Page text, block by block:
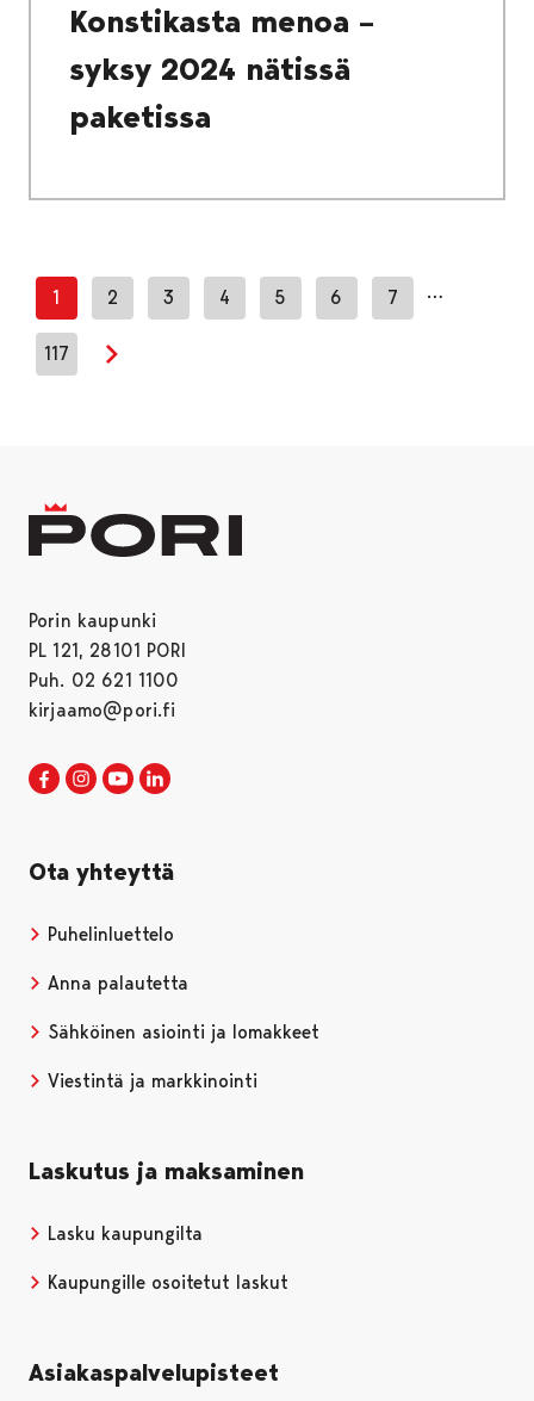
Konstikasta menoa –
syksy 2024 nätissä
paketissa
1 2 3 4 5 6 7 …
117
Porin kaupunki
PL 121, 28101 PORI
Puh. 02 621 1100
kirjaamo@pori.fi
Porin kaupunki Facebookissa
Avautuu uudessa välilehdessä
Porin kaupunki Instagramissa
Avautuu uudessa välilehdessä
Porin kaupunki Youtubessa
Avautuu uudessa välilehdessä
Ota yhteyttä
Puhelinluettelo
Anna palautetta
Sähköinen asiointi ja lomakkeet
Viestintä ja markkinointi
Laskutus ja maksaminen
Lasku kaupungilta
Kaupungille osoitetut laskut
Asiakaspalvelupisteet